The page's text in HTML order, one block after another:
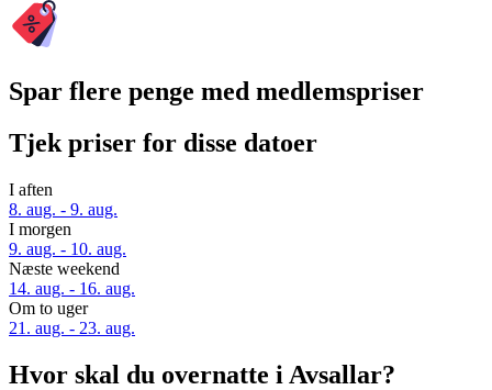
Spar flere penge med medlemspriser
Tjek priser for disse datoer
I aften
8. aug. - 9. aug.
I morgen
9. aug. - 10. aug.
Næste weekend
14. aug. - 16. aug.
Om to uger
21. aug. - 23. aug.
Hvor skal du overnatte i Avsallar?